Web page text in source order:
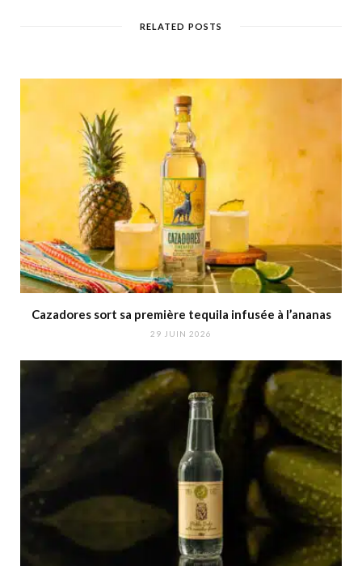
RELATED POSTS
Cazadores sort sa première tequila infusée à l’ananas
29 JUIN 2026